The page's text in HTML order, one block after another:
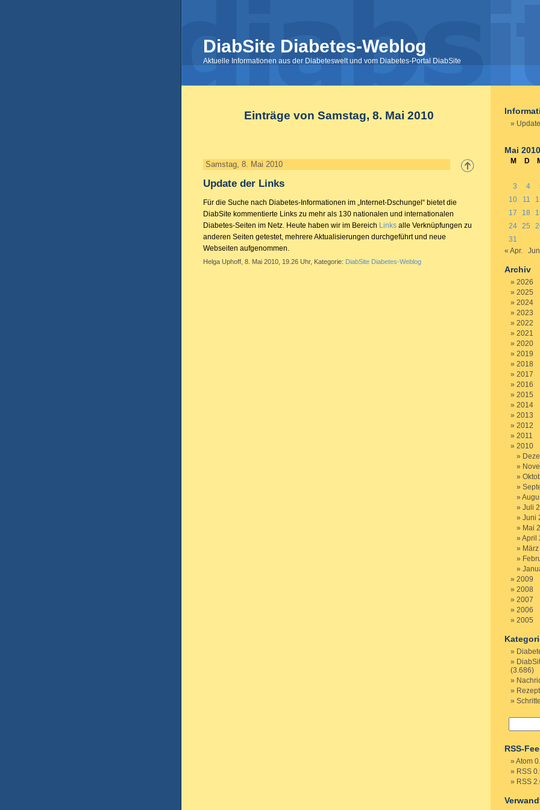
DiabSite Diabetes-Weblog
Aktuelle Informationen aus der Diabeteswelt und vom Diabetes-Portal DiabSite
Einträge von Samstag, 8. Mai 2010
Samstag, 8. Mai 2010
Update der Links
Für die Suche nach Diabetes-Informationen im „Internet-Dschungel“ bietet die
DiabSite kommentierte Links zu mehr als 130 nationalen und internationalen
Diabetes-Seiten im Netz. Heute haben wir im Bereich Links alle Verknüpfungen zu
anderen Seiten getestet, mehrere Aktualisierungen durchgeführt und neue
Webseiten aufgenommen.
Helga Uphoff, 8. Mai 2010, 19.26 Uhr, Kategorie: DiabSite Diabetes-Weblog
Mai 2010
M D
3
4
10
11
17
18
24 25
31
« Apr.
Archiv
2026
2025
2024
2023
2022
2021
2020
2019
2018
2017
2016
2015
2014
2013
2012
2011
2010
Juli
Juni
Mai
April
2009
2008
2007
2006
2005
(3.686)
RSS-
Atom
RSS
RSS